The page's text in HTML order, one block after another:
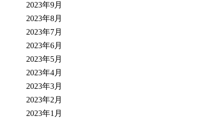
2023年9月
2023年8月
2023年7月
2023年6月
2023年5月
2023年4月
2023年3月
2023年2月
2023年1月